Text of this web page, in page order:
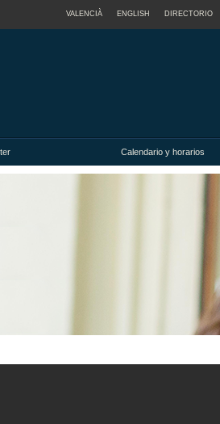
VALENCIÀ ENGLISH DIRECTORIO
Calendario y horarios